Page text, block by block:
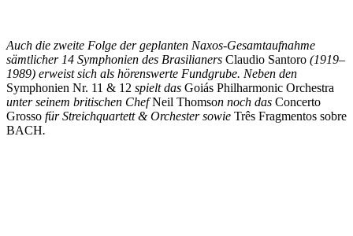
Auch die zweite Folge der geplanten Naxos-Gesamtaufnahme
sämtlicher 14 Symphonien des Brasilianers Claudio Santoro (1919–
1989) erweist sich als hörenswerte Fundgrube. Neben den
Symphonien Nr. 11 & 12 spielt das Goiás Philharmonic Orchestra
unter seinem britischen ChefNeil Thomson noch das Concerto
Grosso für Streichquartett & Orchester sowie Três Fragmentos sobre
BACH.